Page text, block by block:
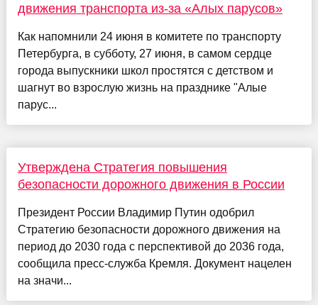
движения транспорта из-за «Алых парусов»
Как напомнили 24 июня в комитете по транспорту
Петербурга, в субботу, 27 июня, в самом сердце
города выпускники школ простятся с детством и
шагнут во взрослую жизнь на празднике "Алые
парус...
Утверждена Стратегия повышения
безопасности дорожного движения в России
Президент России Владимир Путин одобрил
Стратегию безопасности дорожного движения на
период до 2030 года с перспективой до 2036 года,
сообщила пресс-служба Кремля. Документ нацелен
на значи...